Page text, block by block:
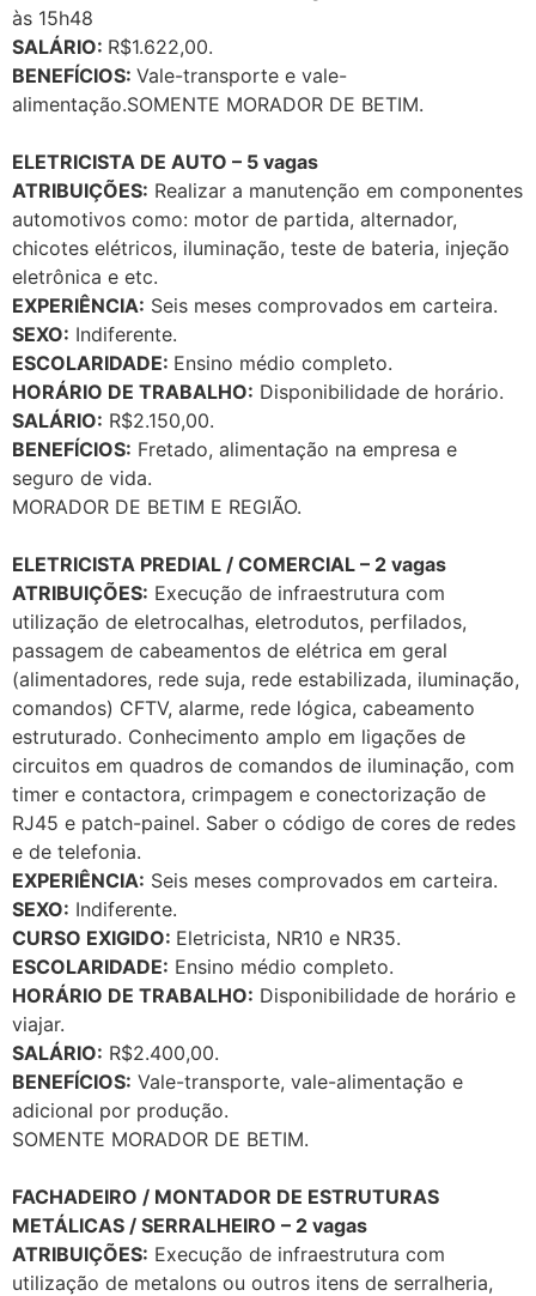
às 15h48
SALÁRIO: R$1.622,00.
BENEFÍCIOS: Vale-transporte e vale-
alimentação.SOMENTE MORADOR DE BETIM.
ELETRICISTA DE AUTO – 5 vagas
ATRIBUIÇÕES: Realizar a manutenção em componentes
automotivos como: motor de partida, alternador,
chicotes elétricos, iluminação, teste de bateria, injeção
eletrônica e etc.
EXPERIÊNCIA: Seis meses comprovados em carteira.
SEXO: Indiferente.
ESCOLARIDADE: Ensino médio completo.
HORÁRIO DE TRABALHO: Disponibilidade de horário.
SALÁRIO: R$2.150,00.
BENEFÍCIOS: Fretado, alimentação na empresa e
seguro de vida.
MORADOR DE BETIM E REGIÃO.
ELETRICISTA PREDIAL / COMERCIAL – 2 vagas
ATRIBUIÇÕES: Execução de infraestrutura com
utilização de eletrocalhas, eletrodutos, perfilados,
passagem de cabeamentos de elétrica em geral
(alimentadores, rede suja, rede estabilizada, iluminação,
comandos) CFTV, alarme, rede lógica, cabeamento
estruturado. Conhecimento amplo em ligações de
circuitos em quadros de comandos de iluminação, com
timer e contactora, crimpagem e conectorização de
RJ45 e patch-painel. Saber o código de cores de redes
e de telefonia.
EXPERIÊNCIA: Seis meses comprovados em carteira.
SEXO: Indiferente.
CURSO EXIGIDO: Eletricista, NR10 e NR35.
ESCOLARIDADE: Ensino médio completo.
HORÁRIO DE TRABALHO: Disponibilidade de horário e
viajar.
SALÁRIO: R$2.400,00.
BENEFÍCIOS: Vale-transporte, vale-alimentação e
adicional por produção.
SOMENTE MORADOR DE BETIM.
FACHADEIRO / MONTADOR DE ESTRUTURAS
METÁLICAS / SERRALHEIRO – 2 vagas
ATRIBUIÇÕES: Execução de infraestrutura com
utilização de metalons ou outros itens de serralheria,